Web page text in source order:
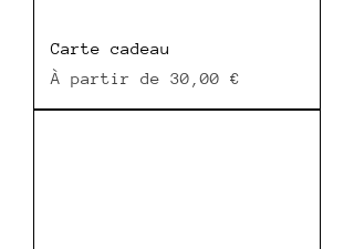
Carte cadeau
À partir de 30,00 €
Prix promotionnel